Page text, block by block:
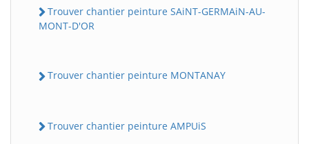
Trouver chantier peinture SAiNT-GERMAiN-AU-
MONT-D'OR
Trouver chantier peinture MONTANAY
Trouver chantier peinture AMPUiS